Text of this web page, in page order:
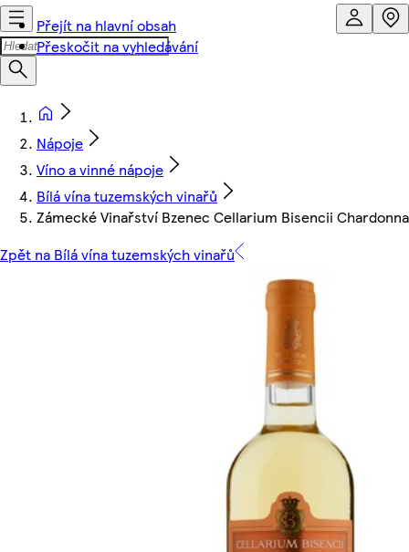
Přejít na hlavní obsah
Přeskočit na vyhledávání
Nápoje
Víno a vinné nápoje
Bílá vína tuzemských vinařů
Zámecké Vinařství Bzenec Cellarium Bisencii
Zpět na Bílá vína tuzemských vinařů